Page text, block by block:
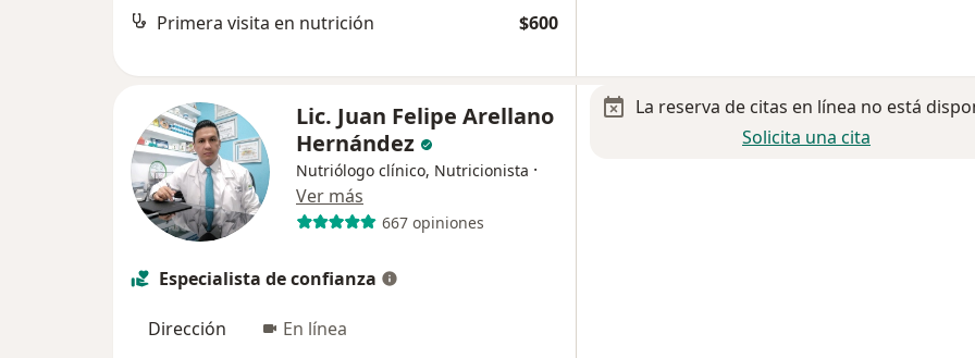
Primera visita en nutrición $600
Lic. Juan Felipe Arellano
Hernández
Nutriólogo clínico, Nutricionista ·
Ver más
667 opiniones
Especialista de confianza
Dirección En línea
La reserva de citas en línea no está
Solicita una cita